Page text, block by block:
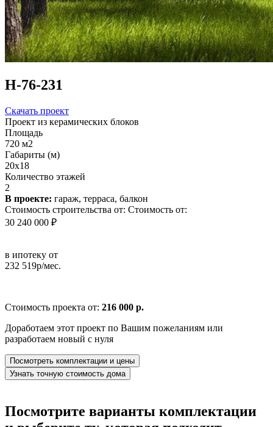
Н-76-231
Скачать проект
Проект из керамических блоков
Площадь
720 м2
Габариты (м)
20x18
Количество этажей
2
В проекте: гараж, терраса, балкон
Стоимость строительства от: Стоимость от:
30 240 000 ₽
в ипотеку от
232 519р/мес.
Стоимость проекта от: 216 000 р.
Доработаем этот проект по Вашим пожеланиям или
разработаем новый с нуля
Посмотреть комплектации и цены
Узнать точную стоимость дома
Посмотрите варианты комплектации